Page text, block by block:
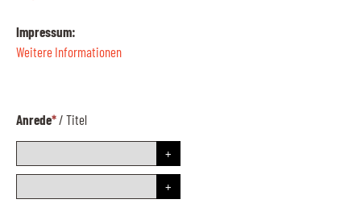
Impressum:
Weitere Informationen
Anrede*/ Titel